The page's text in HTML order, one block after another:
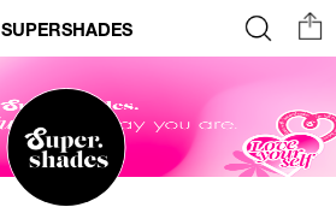
SUPERSHADES